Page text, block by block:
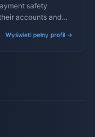
safety
accounts and
Wyświetl pełny profil →